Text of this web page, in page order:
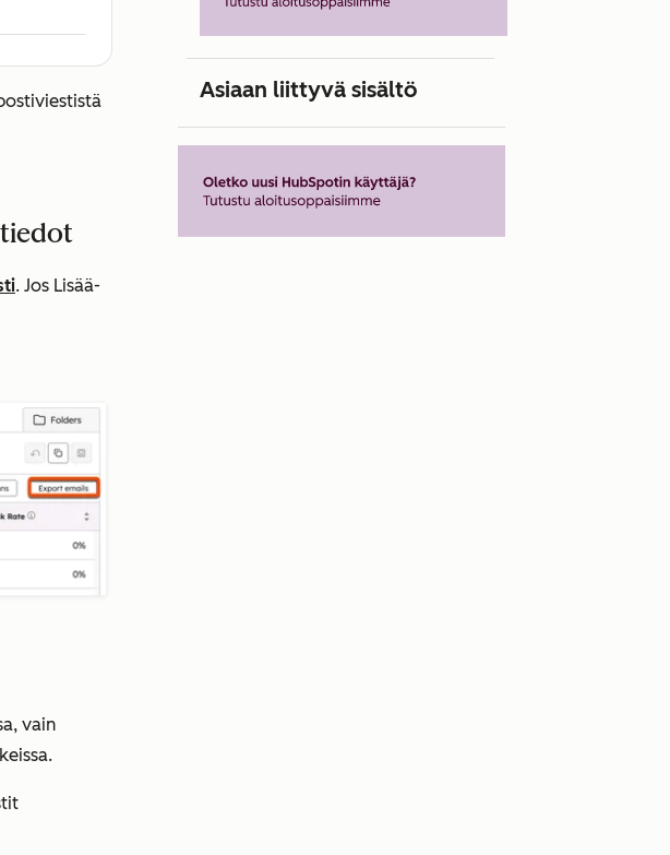
. Jos Lisää-
vain
Asiaan liittyvä sisältö